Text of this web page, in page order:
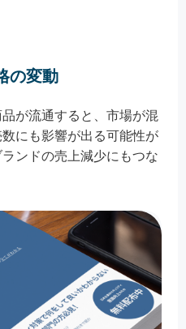
の変動
が流通すると、市場が混
にも影響が出る可能性が
ンドの売上減少にもつな